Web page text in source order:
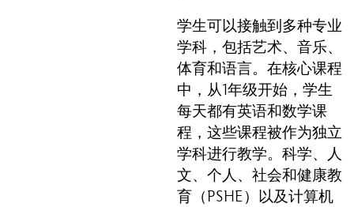
学生可以接触到多种专业
学科，包括艺术、音乐、
体育和语言。在核心课程
中，从1年级开始，学生
每天都有英语和数学课
程，这些课程被作为独立
学科进行教学。科学、人
文、个人、社会和健康教
育（PSHE）以及计算机